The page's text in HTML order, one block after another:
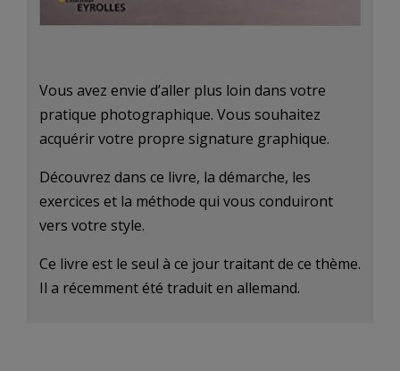
Vous avez envie d’aller plus loin dans votre
pratique photographique. Vous souhaitez
acquérir votre propre signature graphique.
Découvrez dans ce livre, la démarche, les
exercices et la méthode qui vous conduiront
vers votre style.
Ce livre est le seul à ce jour traitant de ce thème.
Il a récemment été traduit en allemand.